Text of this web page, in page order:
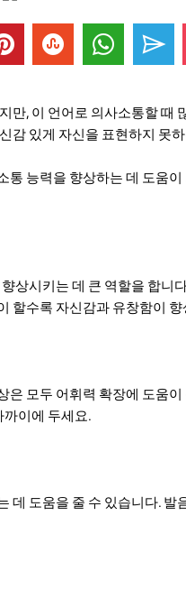
만, 이 언어로 의사소통할 때
감 있게 자신을 표현하지 못
능력을 향상하는 데 도움
상시키는 데 큰 역할을 합니
할수록 자신감과 유창함이
은 모두 어휘력 확장에 도움
까이에 두세요.
데 도움을 줄 수 있습니다. 발